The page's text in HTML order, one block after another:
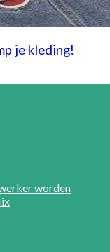
je kleding!
worden